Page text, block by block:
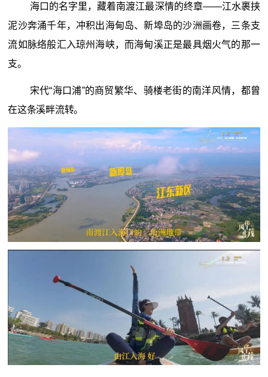
海口的名字里，藏着南渡江最深情的终章——江水裹挟
泥沙奔涌千年，冲积出海甸岛、新埠岛的沙洲画卷，三条支
流如脉络般汇入琼州海峡，而海甸溪正是最具烟火气的那一
支。
宋代“海口浦”的商贸繁华、骑楼老街的南洋风情，都曾
在这条溪畔流转。